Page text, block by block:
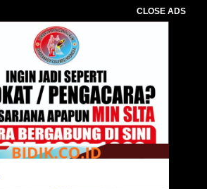
CLOSE ADS